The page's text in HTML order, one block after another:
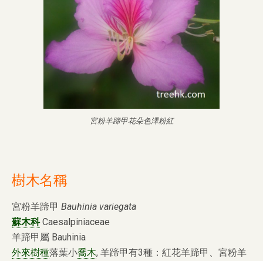
宮粉羊蹄甲花朵色澤粉紅
樹木名稱
宮粉羊蹄甲 Bauhinia variegata
蘇木科Caesalpiniaceae
羊蹄甲屬 Bauhinia
外來樹種落葉小喬木, 羊蹄甲有3種：紅花羊蹄甲、宮粉羊